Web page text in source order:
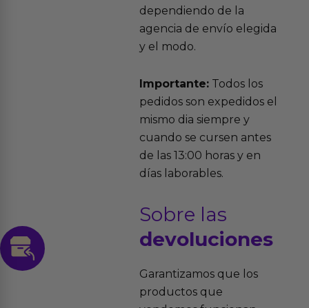
dependiendo de la
agencia de envío elegida
y el modo.
Importante:Todos los
pedidos son expedidos el
mismo dia siempre y
cuando se cursen antes
de las 13:00 horas y en
días laborables.
Sobre las
devoluciones
Garantizamos que los
productos que